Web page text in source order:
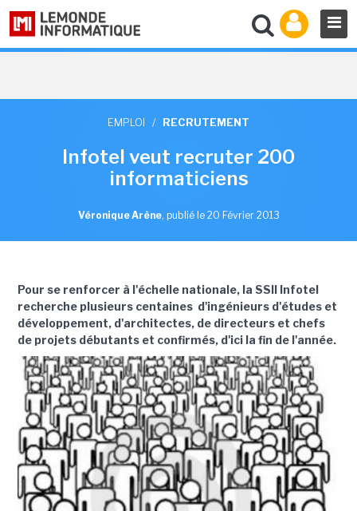
EMPLOI / RECRUTEMENT
Infotel veut recruter 200
informaticiens
Véronique Arène, publié le 20 Février 2013
Pour se renforcer à l'échelle nationale, la SSII Infotel
recherche plusieurs centaines d'ingénieurs d'études et
développement, d'architectes, de directeurs et chefs
de projets débutants et confirmés, d'ici la fin de l'année.